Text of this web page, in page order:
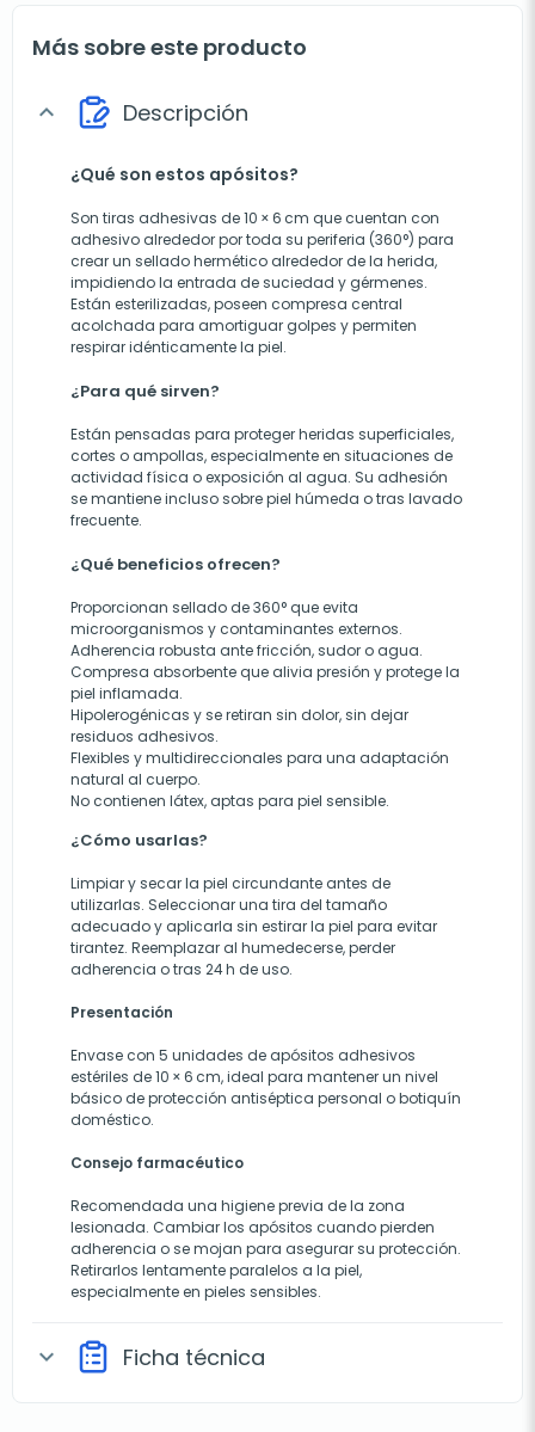
Más sobre este producto
expand_more Descripción
¿Qué son estos apósitos?
Son tiras adhesivas de 10 × 6 cm que cuentan con
adhesivo alrededor por toda su periferia (360°) para
crear un sellado hermético alrededor de la herida,
impidiendo la entrada de suciedad y gérmenes.
Están esterilizadas, poseen compresa central
acolchada para amortiguar golpes y permiten
respirar idénticamente la piel.
¿Para qué sirven?
Están pensadas para proteger heridas superficiales,
cortes o ampollas, especialmente en situaciones de
actividad física o exposición al agua. Su adhesión
se mantiene incluso sobre piel húmeda o tras lavado
frecuente.
¿Qué beneficios ofrecen?
Proporcionan sellado de 360° que evita
microorganismos y contaminantes externos.
Adherencia robusta ante fricción, sudor o agua.
Compresa absorbente que alivia presión y protege la
piel inflamada.
Hipolerogénicas y se retiran sin dolor, sin dejar
residuos adhesivos.
Flexibles y multidireccionales para una adaptación
natural al cuerpo.
No contienen látex, aptas para piel sensible.
¿Cómo usarlas?
Limpiar y secar la piel circundante antes de
utilizarlas. Seleccionar una tira del tamaño
adecuado y aplicarla sin estirar la piel para evitar
tirantez. Reemplazar al humedecerse, perder
adherencia o tras 24 h de uso.
Presentación
Envase con 5 unidades de apósitos adhesivos
estériles de 10 × 6 cm, ideal para mantener un nivel
básico de protección antiséptica personal o botiquín
doméstico.
Consejo farmacéutico
Recomendada una higiene previa de la zona
lesionada. Cambiar los apósitos cuando pierden
adherencia o se mojan para asegurar su protección.
Retirarlos lentamente paralelos a la piel,
especialmente en pieles sensibles.
expand_more Ficha técnica